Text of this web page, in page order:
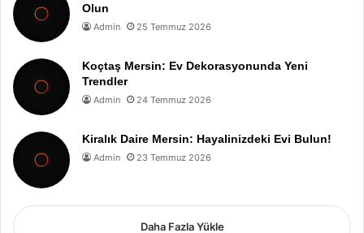
Olun
Admin 25 Temmuz 2026
Koçtaş Mersin: Ev Dekorasyonunda Yeni
Trendler
Admin 24 Temmuz 2026
Kiralık Daire Mersin: Hayalinizdeki Evi Bulun!
Admin 23 Temmuz 2026
Daha Fazla Yükle